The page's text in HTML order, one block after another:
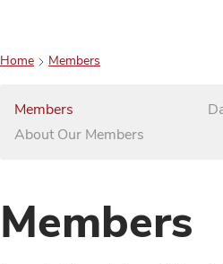
Home Members
Members
About Our Members
Members